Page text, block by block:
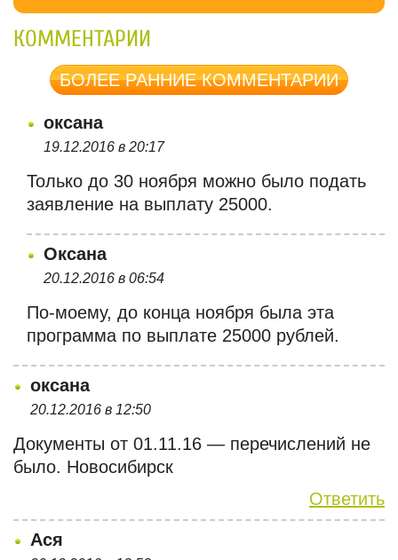
КОММЕНТАРИИ
БОЛЕЕ РАННИЕ КОММЕНТАРИИ
оксана
19.12.2016 в 20:17
Только до 30 ноября можно было подать
заявление на выплату 25000.
Оксана
20.12.2016 в 06:54
По-моему, до конца ноября была эта
программа по выплате 25000 рублей.
оксана
20.12.2016 в 12:50
Документы от 01.11.16 — перечислений не
было. Новосибирск
Ответить
Ася